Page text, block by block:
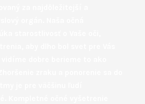
za najdôležitejší a
orgán. Naša očná
starostlivosť o Vaše oči,
aby dlho bol svet pre Vás
dobre berieme to ako
zraku a ponorenie sa do
je pre väčšinu ľudí
Kompletné očné vyšetrenie